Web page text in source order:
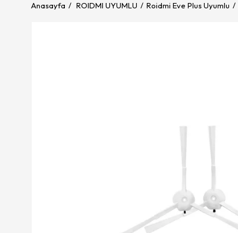
Anasayfa ROIDMI UYUMLU Roidmi Eve Plus Uyumlu